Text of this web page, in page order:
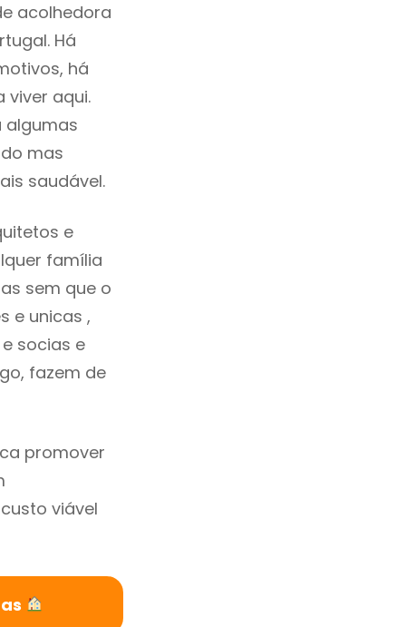
acolhedora
Há
há
aqui.
algumas
mas
saudável.
e
família
sem que o
e unicas ,
socias e
fazem de
promover
viável